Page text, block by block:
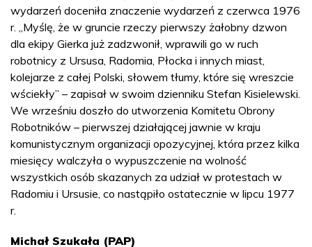
wydarzeń doceniła znaczenie wydarzeń z czerwca 1976
r. „Myślę, że w gruncie rzeczy pierwszy żałobny dzwon
dla ekipy Gierka już zadzwonił, wprawili go w ruch
robotnicy z Ursusa, Radomia, Płocka i innych miast,
kolejarze z całej Polski, słowem tłumy, które się wreszcie
wściekły” – zapisał w swoim dzienniku Stefan Kisielewski.
We wrześniu doszło do utworzenia Komitetu Obrony
Robotników – pierwszej działającej jawnie w kraju
komunistycznym organizacji opozycyjnej, która przez kilka
miesięcy walczyła o wypuszczenie na wolność
wszystkich osób skazanych za udział w protestach w
Radomiu i Ursusie, co nastąpiło ostatecznie w lipcu 1977
r.
Michał Szukała (PAP)